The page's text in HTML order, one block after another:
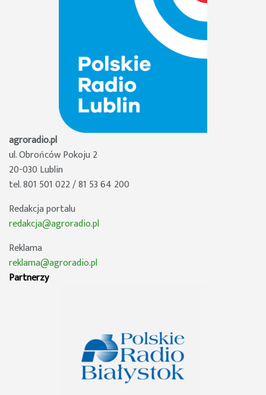
agroradio.pl
ul. Obrońców Pokoju 2
20-030 Lublin
tel. 801 501 022 / 81 53 64 200
Redakcja portalu
redakcja@agroradio.pl
Reklama
reklama@agroradio.pl
Partnerzy